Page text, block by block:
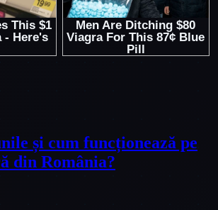
și cum funcționează pe
din România?